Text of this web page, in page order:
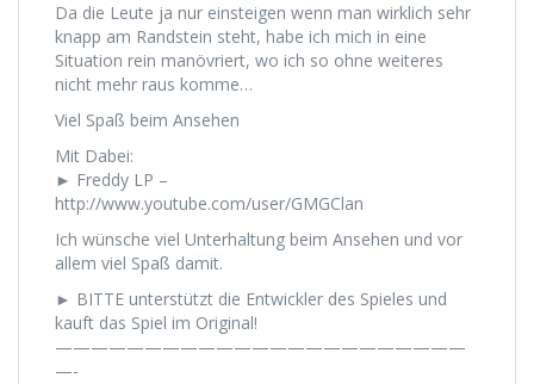
Da die Leute ja nur einsteigen wenn man wirklich sehr
knapp am Randstein steht, habe ich mich in eine
Situation rein manövriert, wo ich so ohne weiteres
nicht mehr raus komme…
Viel Spaß beim Ansehen
Mit Dabei:
► Freddy LP –
http://www.youtube.com/user/GMGClan
Ich wünsche viel Unterhaltung beim Ansehen und vor
allem viel Spaß damit.
► BITTE unterstützt die Entwickler des Spieles und
kauft das Spiel im Original!
———————————————————————
—-